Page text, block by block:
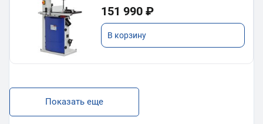
151 990 ₽
В корзину
Показать еще